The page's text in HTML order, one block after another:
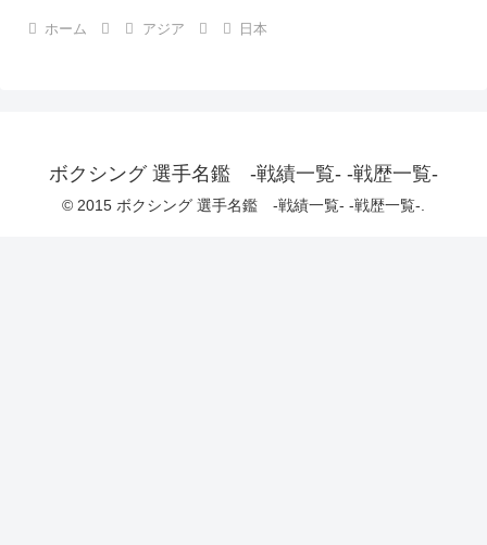
ホーム アジア 日本
ボクシング 選手名鑑 -戦績一覧- -戦歴一覧-
© 2015 ボクシング 選手名鑑 -戦績一覧- -戦歴一覧-.